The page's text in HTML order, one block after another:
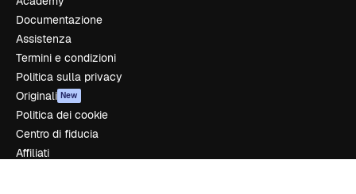
Documentazione
Assistenza
Termini e condizioni
Politica sulla privacy
Originali New
Politica dei cookie
Centro di fiducia
Affiliati